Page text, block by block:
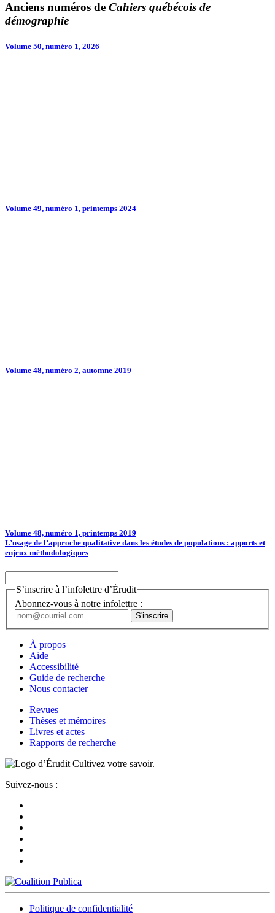
Anciens numéros de Cahiers québécois de
démographie
Volume 50, numéro 1, 2026
Volume 49, numéro 1, printemps 2024
Volume 48, numéro 2, automne 2019
Volume 48, numéro 1, printemps 2019
L’usage de l’approche qualitative dans les études de populations : apports et
enjeux méthodologiques
S’inscrire à l’infolettre d’Érudit
Abonnez-vous à notre infolettre :
À propos
Aide
Accessibilité
Guide de recherche
Nous contacter
Revues
Thèses et mémoires
Livres et actes
Rapports de recherche
Cultivez votre savoir.
Suivez-nous :
Politique de confidentialité